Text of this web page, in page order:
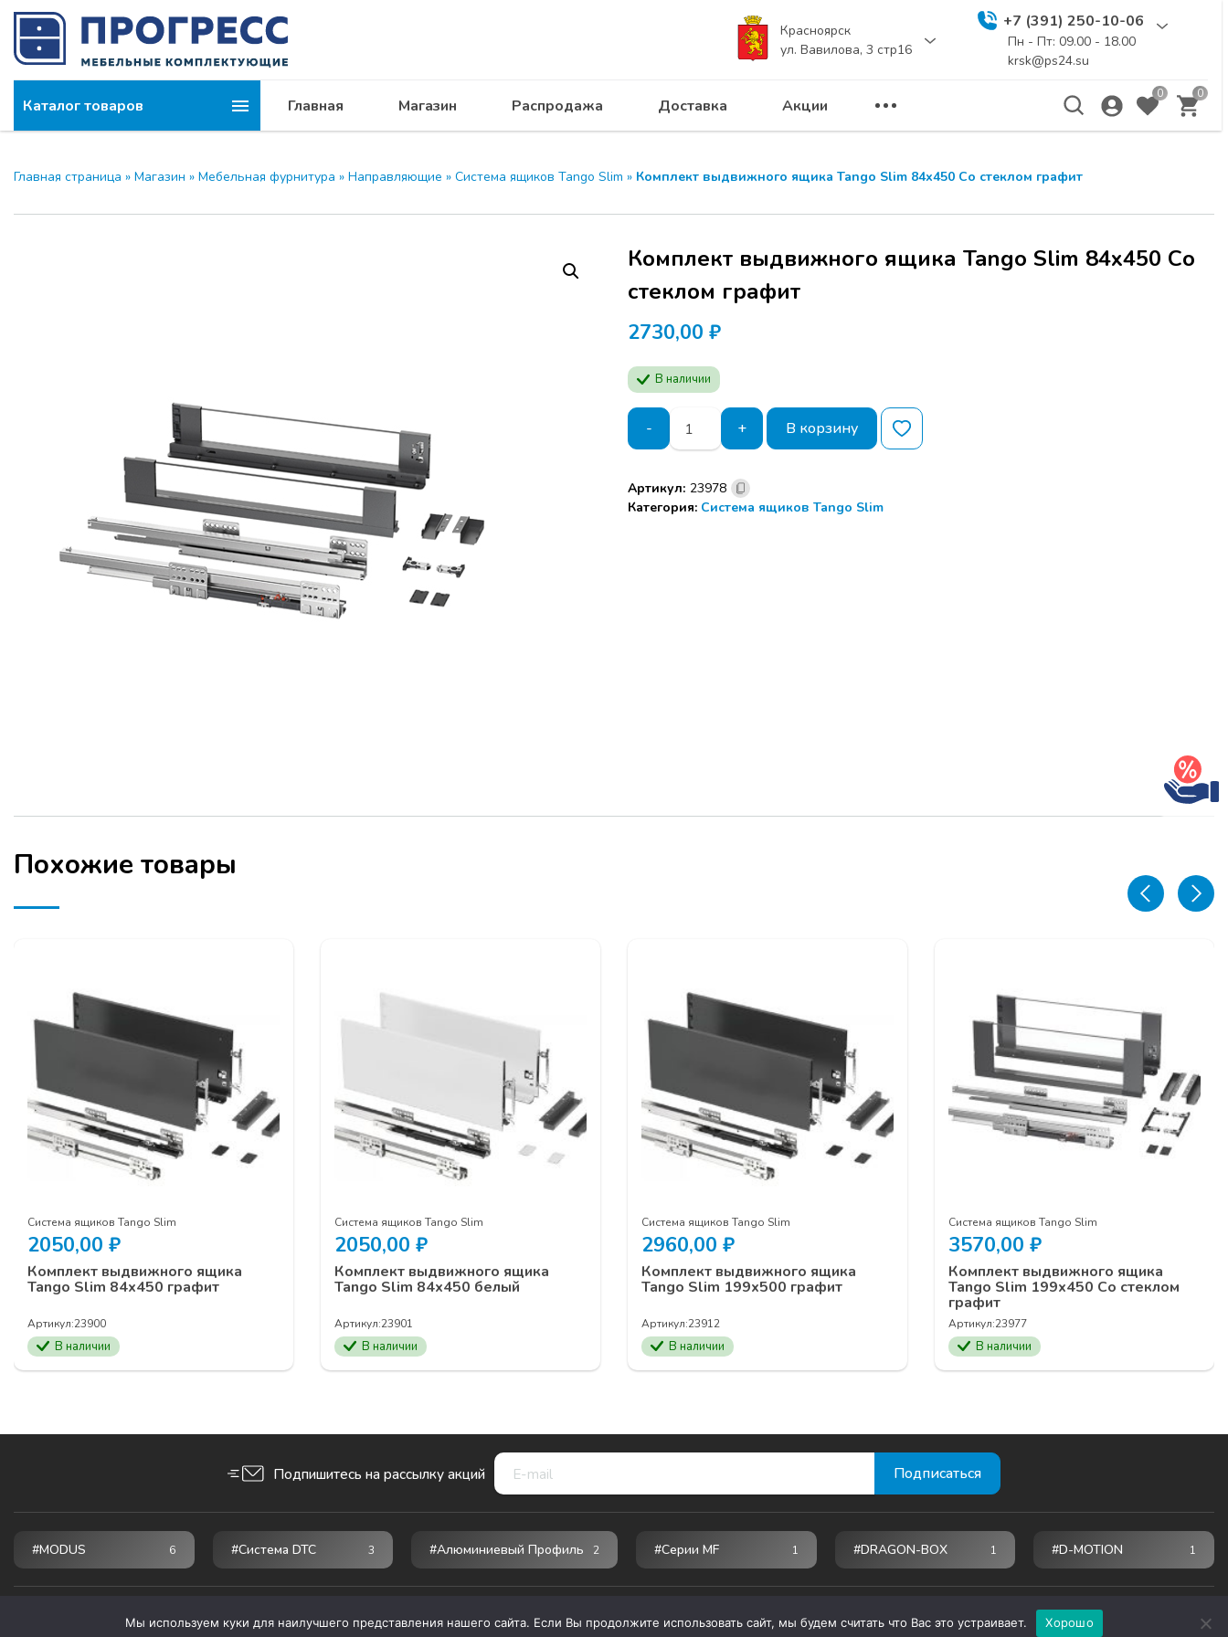
Красноярск
ул. Вавилова, 3 стр16
+7 (391) 250-10-06
Пн - Пт: 09.00 - 18.00
krsk@ps24.su
Каталог товаров Главная Магазин Распродажа Доставка Акции
0 0
Главная страница » Магазин » Мебельная фурнитура » Направляющие » Система ящиков Tango Slim » Комплект выдвижного ящика Tango Slim 84х450 Со стеклом графит
Комплект выдвижного ящика Tango Slim 84х450 Со
стеклом графит
2730,00 ₽
В наличии
-
Количество
товара
выдвижного
ящика
+ В корзину
Артикул: 23978
Категория: Система ящиков Tango Slim
Похожие товары
Система ящиков Tango Slim
2050,00 ₽
Комплект выдвижного ящика
Tango Slim 84х450 графит
Артикул:23900
В наличии
Система ящиков Tango Slim
2050,00 ₽
Комплект выдвижного ящика
Tango Slim 84х450 белый
Артикул:23901
В наличии
Система ящиков Tango Slim
2960,00 ₽
Комплект выдвижного ящика
Tango Slim 199х500 графит
Артикул:23912
В наличии
Система ящиков Tango Slim
3570,00 ₽
Комплект выдвижного ящика
Tango Slim 199х450 Со стеклом
графит
Артикул:23977
В наличии
Подпишитесь на рассылку акций
#MODUS 6 #Система DTC 3 #Алюминиевый Профиль 2 #серии MF 1 #DRAGON-BOX 1 #D-MOTION 1
© 2026 ПРОГРЕСС - мебельные комплектующие
Мы используем куки для наилучшего представления нашего сайта. Если Вы продолжите использовать сайт, мы будем считать что Вас это устраивает. Хорошо